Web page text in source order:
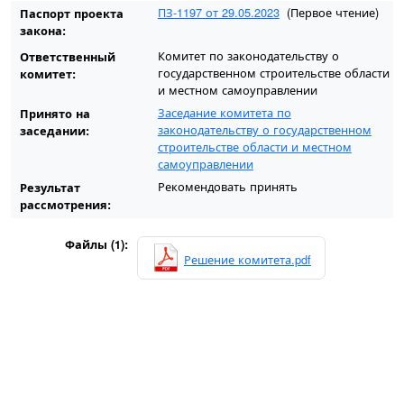
Паспорт проекта
закона:
ПЗ-1197 от 29.05.2023 (Первое чтение)
Ответственный
комитет:
Комитет по законодательству о
государственном строительстве области
и местном самоуправлении
Принято на
заседании:
Заседание комитета по
законодательству о государственном
строительстве области и местном
самоуправлении
Результат
рассмотрения:
Рекомендовать принять
Файлы (1):
Решение комитета.pdf